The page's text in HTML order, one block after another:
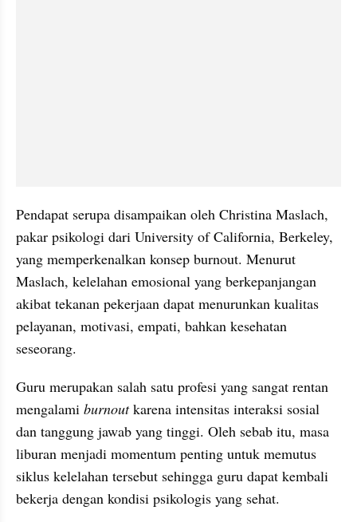
Pendapat serupa disampaikan oleh Christina Maslach,
pakar psikologi dari University of California, Berkeley,
yang memperkenalkan konsep burnout. Menurut
Maslach, kelelahan emosional yang berkepanjangan
akibat tekanan pekerjaan dapat menurunkan kualitas
pelayanan, motivasi, empati, bahkan kesehatan
seseorang.
Guru merupakan salah satu profesi yang sangat rentan
mengalami burnout karena intensitas interaksi sosial
dan tanggung jawab yang tinggi. Oleh sebab itu, masa
liburan menjadi momentum penting untuk memutus
siklus kelelahan tersebut sehingga guru dapat kembali
bekerja dengan kondisi psikologis yang sehat.